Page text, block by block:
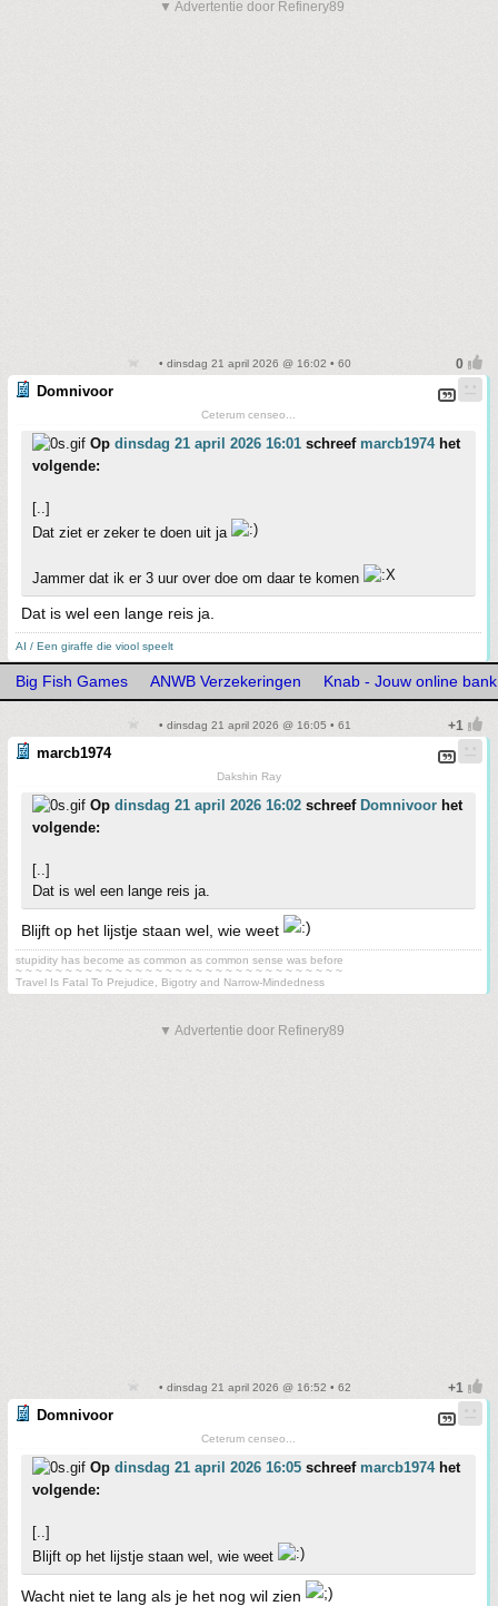
▼ Advertentie door Refinery89
• dinsdag 21 april 2026 @ 16:02 • 60
Domnivoor
Ceterum censeo...
Op dinsdag 21 april 2026 16:01 schreef marcb1974het
volgende:
[..]
Dat ziet er zeker te doen uit ja
Jammer dat ik er 3 uur over doe om daar te komen
Dat is wel een lange reis ja.
AI / Een giraffe die viool speelt
Big Fish Games ANWB Verzekeringen Knab - Jouw online bank
• dinsdag 21 april 2026 @ 16:05 • 61
marcb1974
Dakshin Ray
Op dinsdag 21 april 2026 16:02 schreef Domnivoor het
volgende:
[..]
Dat is wel een lange reis ja.
Blijft op het lijstje staan wel, wie weet
stupidity has become as common as common sense was before
~ ~ ~ ~ ~ ~ ~ ~ ~ ~ ~ ~ ~ ~ ~ ~ ~ ~ ~ ~ ~ ~ ~ ~ ~ ~ ~ ~ ~ ~ ~ ~ ~
Travel Is Fatal To Prejudice, Bigotry and Narrow-Mindedness
▼ Advertentie door Refinery89
• dinsdag 21 april 2026 @ 16:52 • 62
Domnivoor
Ceterum censeo...
Op dinsdag 21 april 2026 16:05 schreef marcb1974het
volgende:
[..]
Blijft op het lijstje staan wel, wie weet
Wacht niet te lang als je het nog wil zien